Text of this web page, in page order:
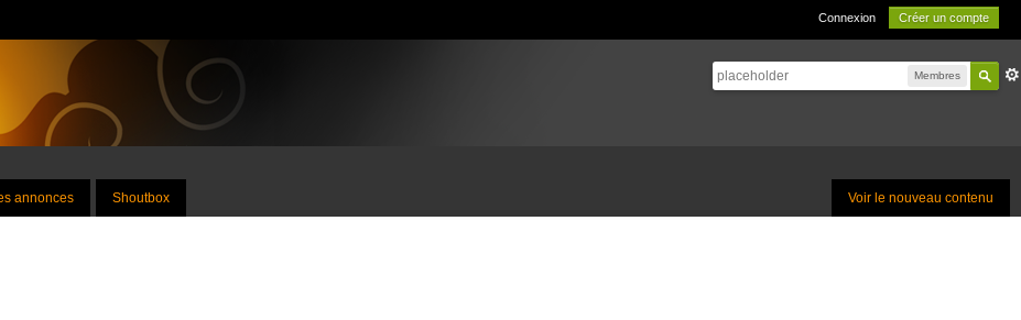
Connexion Créer un compte
Membres
Voir le nouveau contenu
annonces Shoutbox